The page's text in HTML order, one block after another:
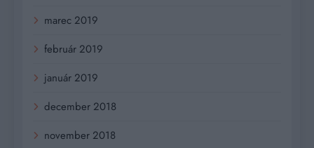
marec 2019
február 2019
január 2019
december 2018
november 2018